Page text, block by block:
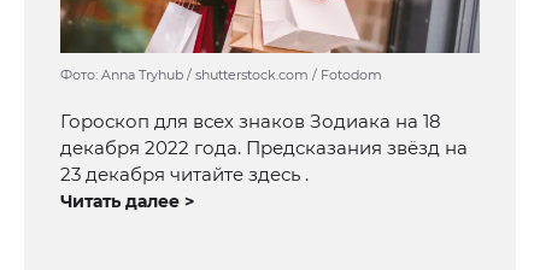
Фото: Anna Tryhub / shutterstock.com / Fotodom
Гороскоп для всех знаков Зодиака на 18
декабря 2022 года. Предсказания звёзд на
23 декабря читайте здесь .
Читать далее >